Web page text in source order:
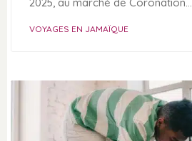
2025, au marché de Coronation…
VOYAGES EN JAMAÏQUE